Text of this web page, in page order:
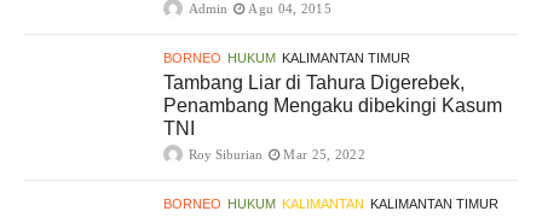
Admin Agu 04, 2015
BORNEO HUKUM KALIMANTAN TIMUR
Tambang Liar di Tahura Digerebek,
Penambang Mengaku dibekingi Kasum
TNI
Roy Siburian Mar 25, 2022
BORNEO HUKUM KALIMANTAN KALIMANTAN TIMUR